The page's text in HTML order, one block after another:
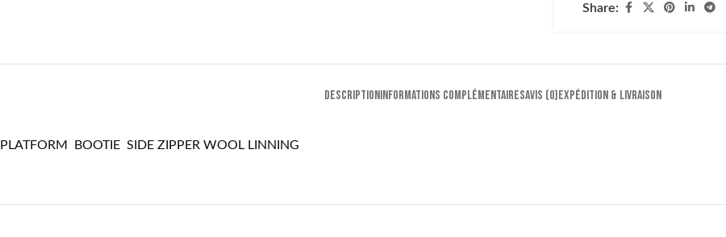
Share:
DESCRIPTIONINFORMATIONS COMPLÉMENTAIRESAVIS (0)EXPÉDITION & LIVRAISON
PLATFORM BOOTIE SIDE ZIPPER WOOL LINNING